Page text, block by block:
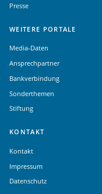
Presse
WEITERE PORTALE
Media-Daten
Ansprechpartner
Bankverbindung
Sonderthemen
Stiftung
KONTAKT
Kontakt
Impressum
Datenschutz